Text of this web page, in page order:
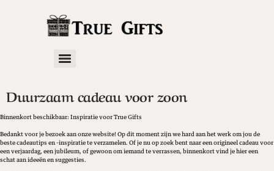
Duurzaam cadeau voor zoon
Binnenkort beschikbaar: Inspiratie voor True Gifts
Bedankt voor je bezoek aan onze website! Op dit moment zijn we hard aan het werk om jou de
beste cadeautips en -inspiratie te verzamelen. Of je nu op zoek bent naar een origineel cadeau voor
een verjaardag, een jubileum, of gewoon om iemand te verrassen, binnenkort vind je hier een
schat aan ideeën en suggesties.